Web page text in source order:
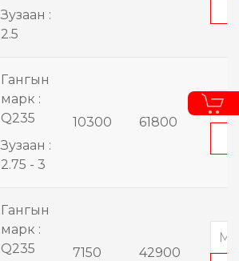
Зузаан :
2.5
Гангын
марк :
Q235
Зузаан :
2.75 - 3
10300 61800
Гангын
марк :
Q235
7150 42900